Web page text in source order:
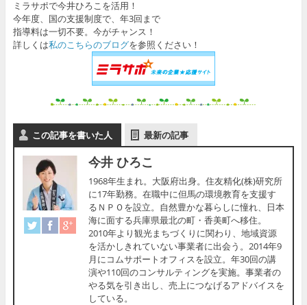
ミラサポで今井ひろこを活用！
今年度、国の支援制度で、年3回まで
指導料は一切不要。今がチャンス！
詳しくは私のこちらのブログを参照ください！
この記事を書いた人 最新の記事
今井 ひろこ
1968年生まれ。大阪府出身。住友精化(株)研究所
に17年勤務。在職中に但馬の環境教育を支援す
るＮＰＯを設立。自然豊かな暮らしに憧れ、日本
海に面する兵庫県最北の町・香美町へ移住。
2010年より観光まちづくりに関わり、地域資源
を活かしきれていない事業者に出会う。2014年9
月にコムサポートオフィスを設立。年30回の講
演や110回のコンサルティングを実施。事業者の
やる気を引き出し、売上につなげるアドバイスを
している。